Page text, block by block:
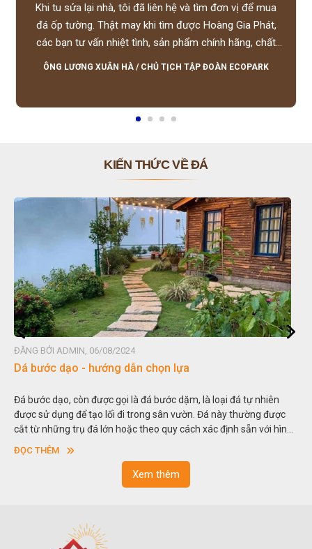
Khi tu sửa lại nhà, tôi đã liên hệ và tìm đơn vị để mua
đá ốp tường. Thật may khi tìm được Hoàng Gia Phát,
các bạn tư vấn nhiệt tình, sản phẩm chính hãng, chất
lượng tốt, giá hợp lý, hỗ trợ tận tình.
ÔNG LƯƠNG XUÂN HÀ / CHỦ TỊCH TẬP ĐOÀN ECOPARK
KIẾN THỨC VỀ ĐÁ
lựa
dặm, là loại đá tự nhiên
Đá này thường được
cách xác định sẵn với hình
khác nhau.
Đá non bộ - cách lựa chọn non
Hòn non bộ được biết đến là một nghệ
thu nhỏ, đưa mô hình những ngọn núi
trong các vườn cảnh. Hay nói một cách
Xem thêm